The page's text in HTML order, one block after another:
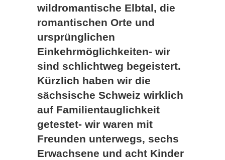
wildromantische Elbtal, die
romantischen Orte und
ursprünglichen
Einkehrmöglichkeiten- wir
sind schlichtweg begeistert.
Kürzlich haben wir die
sächsische Schweiz wirklich
auf Familientauglichkeit
getestet- wir waren mit
Freunden unterwegs, sechs
Erwachsene und acht Kinder